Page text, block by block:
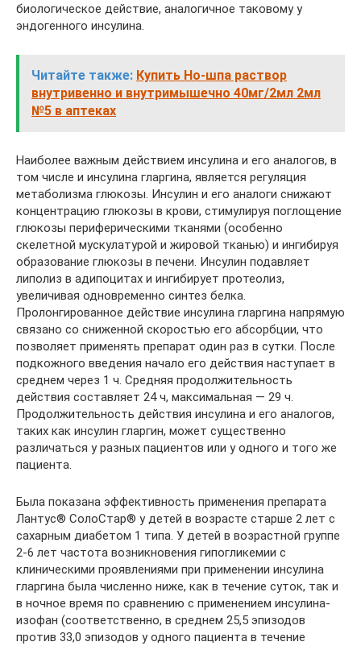
биологическое действие, аналогичное таковому у
эндогенного инсулина.
Читайте также: Купить Но-шпа раствор
внутривенно и внутримышечно 40мг/2мл 2мл
№5 в аптеках
Наиболее важным действием инсулина и его аналогов, в
том числе и инсулина гларгина, является регуляция
метаболизма глюкозы. Инсулин и его аналоги снижают
концентрацию глюкозы в крови, стимулируя поглощение
глюкозы периферическими тканями (особенно
скелетной мускулатурой и жировой тканью) и ингибируя
образование глюкозы в печени. Инсулин подавляет
липолиз в адипоцитах и ингибирует протеолиз,
увеличивая одновременно синтез белка.
Пролонгированное действие инсулина гларгина напрямую
связано со сниженной скоростью его абсорбции, что
позволяет применять препарат один раз в сутки. После
подкожного введения начало его действия наступает в
среднем через 1 ч. Средняя продолжительность
действия составляет 24 ч, максимальная — 29 ч.
Продолжительность действия инсулина и его аналогов,
таких как инсулин гларгин, может существенно
различаться у разных пациентов или у одного и того же
пациента.
Была показана эффективность применения препарата
Лантус® СолоСтар® у детей в возрасте старше 2 лет с
сахарным диабетом 1 типа. У детей в возрастной группе
2-6 лет частота возникновения гипогликемии с
клиническими проявлениями при применении инсулина
гларгина была численно ниже, как в течение суток, так и
в ночное время по сравнению с применением инсулина-
изофан (соответственно, в среднем 25,5 эпизодов
против 33,0 эпизодов у одного пациента в течение